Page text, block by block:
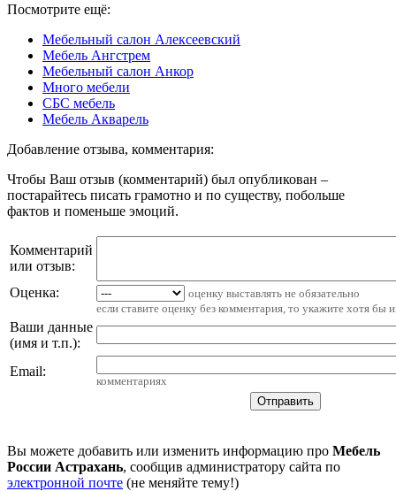
Посмотрите ещё:
Мебельный салон Алексеевский
Мебель Ангстрем
Мебельный салон Анкор
Много мебели
СБС мебель
Мебель Акварель
Добавление отзыва, комментария:
Чтобы Ваш отзыв (комментарий) был опубликован –
постарайтесь писать грамотно и по существу, побольше
фактов и поменьше эмоций.
Комментарий
или отзыв:
Оценка:
оценку выставлять не обязательно
если ставите оценку без комментария, то укажите хотя бы
Ваши данные
(имя и т.п.):
Email:
комментариях
Вы можете добавить или изменить информацию про Мебель
России Астрахань, сообщив администратору сайта по
электронной почте (не меняйте тему!)